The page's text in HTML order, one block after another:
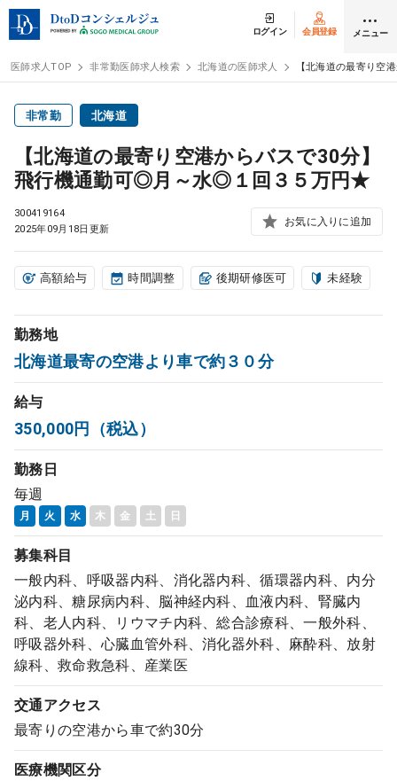
ログイン 会員登録 メニュー
医師求人
常勤検索 転職
非常勤検索 アルバイト
DtoDの転職・アルバイト支援
コンサルタント
成功事例
転職ノウハウ
受付時間 9:00 ～ 18:00（平日）
0120-337-613
クリニック開業
お問合せ
医師求人TOP 非常勤医師求人検索 北海道の医師求人 【北海道の最寄り
非常勤 北海道
【北海道の最寄り空港からバスで30分】
飛行機通勤可◎月～水◎１回３５万円★
300419164
2025年09月18日更新
お気に入りに追加
高額給与 時間調整 後期研修医可 未経験
勤務地
北海道最寄の空港より車で約３０分
給与
350,000円（税込）
勤務日
毎週
月 火 水 木 金 土 日
募集科目
一般内科、呼吸器内科、消化器内科、循環器内科、内分
泌内科、糖尿病内科、脳神経内科、血液内科、腎臓内
科、老人内科、リウマチ内科、総合診療科、一般外科、
呼吸器外科、心臓血管外科、消化器外科、麻酔科、放射
線科、救命救急科、産業医
交通アクセス
最寄りの空港から車で約30分
医療機関区分